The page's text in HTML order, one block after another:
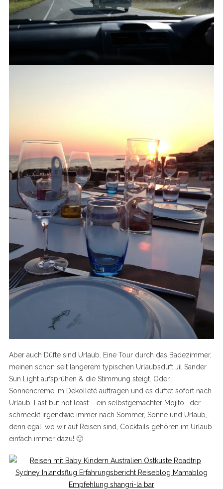
Aber auch Düfte sind Urlaub. Eine Tour durch das Badezimmer,
meinen schon seit längerem typischen Urlaubsduft Jil Sander
Sun Light aufsprühen & die Stimmung steigt. Oder
Sonnencreme im Dekolleté auftragen und es duftet sofort nach
Urlaub. Last but not least – ein selbstgemachter Mojito… der
schmeckt irgendwie immer nach Sommer, Sonne und Urlaub,
denn egal, wo wir auf Reisen sind, Cocktails gehören im Urlaub
einfach immer dazu! 🙂